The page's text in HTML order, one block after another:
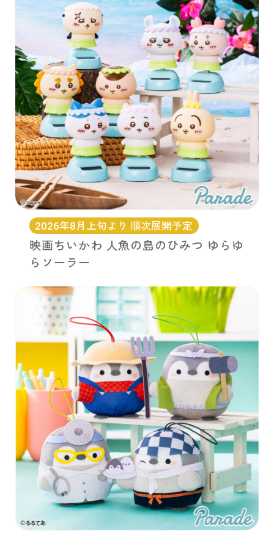
PRIZE 公式 Instagram
CAPSULE TOY 公式 X
CAPSULE TOY 公式 Instagram
プライバシーポリシー
2026年8月上旬より 順次展開予定
映画ちいかわ 人魚の島のひみつ ゆらゆ
らソーラー